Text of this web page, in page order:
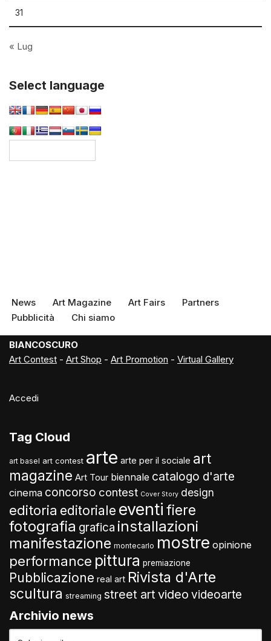
31
« Lug
Select language
News Art Magazine Art Fairs
Partners
Pubblicità
Chi siamo
BIANCOSCURO
Art Contest - Art Shop - Art Promotion - Virtual Gallery
Accedi
Tag Cloud
art basel art contest arte arte per il sociale art
magazine Art Tour biennale catalogo d'arte
cinema concorso contest Cover Story design
editoria editoriale eventi fiere
fotografia grafica installazioni
manifestazione montecarlo mostre opinione
performance pittura premiazione
Pubblicazione real art Rivista d'Arte
scultura streaming street art video videoarte
Archivio news